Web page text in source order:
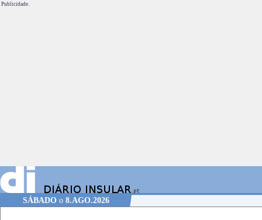
Publicidade.
SÁBADOo 8.AGO.2026